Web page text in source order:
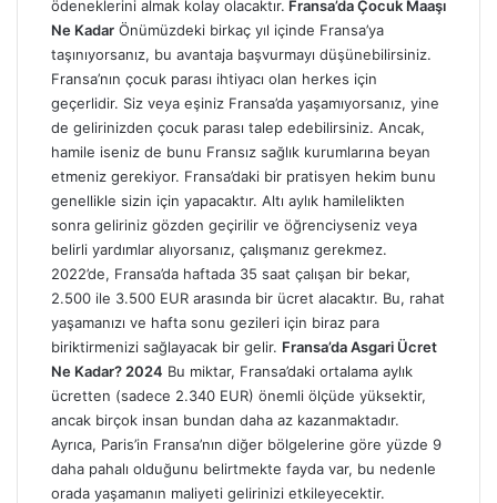
ödeneklerini almak kolay olacaktır. Fransa’da Çocuk Maaşı
Ne Kadar Önümüzdeki birkaç yıl içinde Fransa’ya
taşınıyorsanız, bu avantaja başvurmayı düşünebilirsiniz.
Fransa’nın çocuk parası ihtiyacı olan herkes için
geçerlidir. Siz veya eşiniz Fransa’da yaşamıyorsanız, yine
de gelirinizden çocuk parası talep edebilirsiniz. Ancak,
hamile iseniz de bunu Fransız sağlık kurumlarına beyan
etmeniz gerekiyor. Fransa’daki bir pratisyen hekim bunu
genellikle sizin için yapacaktır. Altı aylık hamilelikten
sonra geliriniz gözden geçirilir ve öğrenciyseniz veya
belirli yardımlar alıyorsanız, çalışmanız gerekmez.
2022’de, Fransa’da haftada 35 saat çalışan bir bekar,
2.500 ile 3.500 EUR arasında bir ücret alacaktır. Bu, rahat
yaşamanızı ve hafta sonu gezileri için biraz para
biriktirmenizi sağlayacak bir gelir. Fransa’da Asgari Ücret
Ne Kadar? 2024 Bu miktar, Fransa’daki ortalama aylık
ücretten (sadece 2.340 EUR) önemli ölçüde yüksektir,
ancak birçok insan bundan daha az kazanmaktadır.
Ayrıca, Paris’in Fransa’nın diğer bölgelerine göre yüzde 9
daha pahalı olduğunu belirtmekte fayda var, bu nedenle
orada yaşamanın maliyeti gelirinizi etkileyecektir.